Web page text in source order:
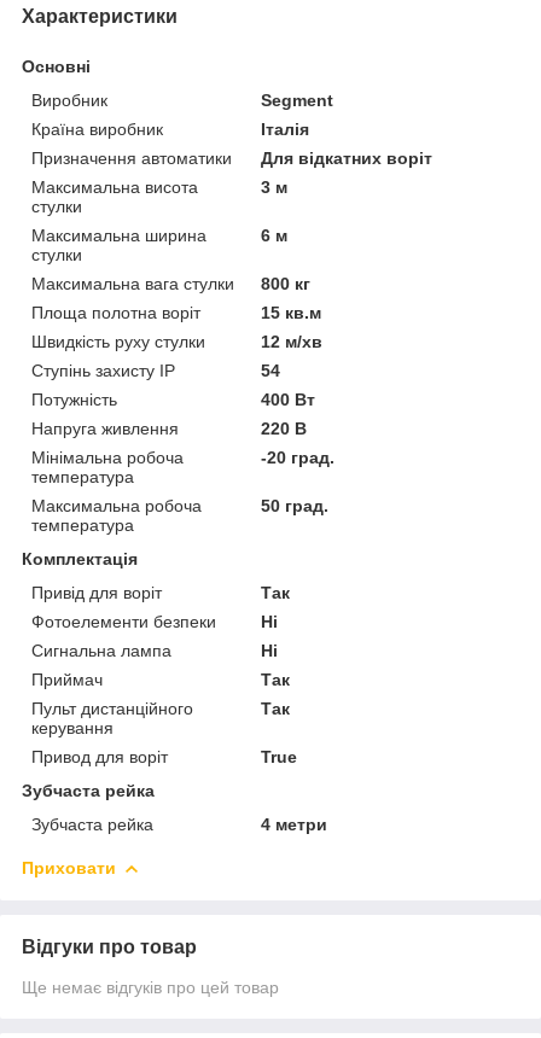
Характеристики
Основні
Виробник
Segment
Країна виробник
Італія
Призначення автоматики
Для відкатних воріт
Максимальна висота
стулки
3 м
Максимальна ширина
стулки
6 м
Максимальна вага стулки
800 кг
Площа полотна воріт
15 кв.м
Швидкість руху стулки
12 м/хв
Ступінь захисту IP
54
Потужність
400 Вт
Напруга живлення
220 В
Мінімальна робоча
температура
-20 град.
Максимальна робоча
температура
50 град.
Комплектація
Привід для воріт
Так
Фотоелементи безпеки
Ні
Сигнальна лампа
Ні
Приймач
Так
Пульт дистанційного
керування
Так
Привод для воріт
True
Зубчаста рейка
Зубчаста рейка
4 метри
Приховати
Відгуки про товар
Ще немає відгуків про цей товар